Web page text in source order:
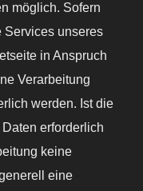
möglich. Sofern
Services unseres
in Anspruch
Verarbeitung
werden. Ist die
erforderlich
keine
eine